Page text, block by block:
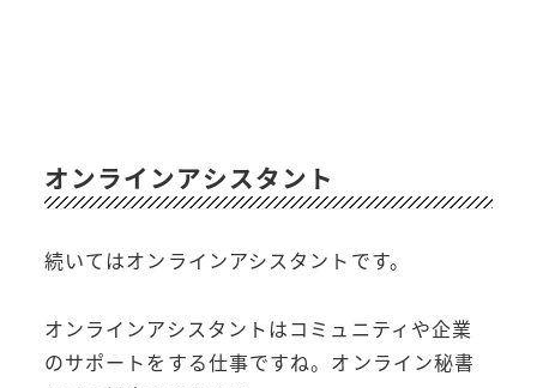
オンラインアシスタント
続いてはオンラインアシスタントです。
オンラインアシスタントはコミュニティや企業
のサポートをする仕事ですね。オンライン秘書